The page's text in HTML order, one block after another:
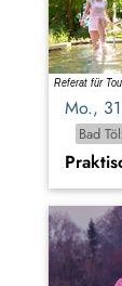
Mo.,
Bad